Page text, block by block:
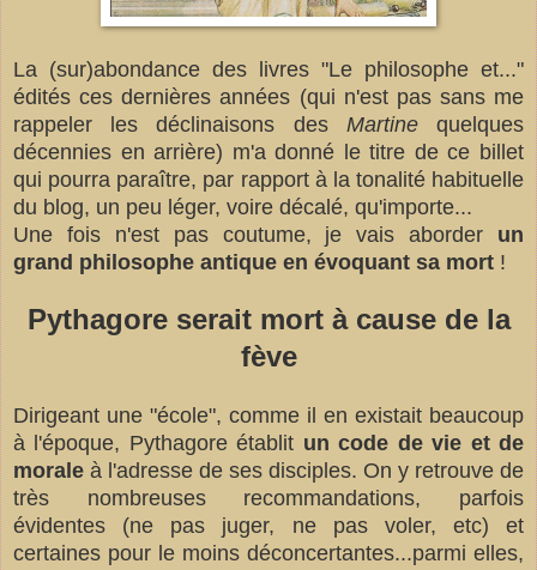
La (sur)abondance des livres "Le philosophe et..."
édités ces dernières années (qui n'est pas sans me
rappeler les déclinaisons des Martinequelques
décennies en arrière) m'a donné le titre de ce billet
qui pourra paraître, par rapport à la tonalité habituelle
du blog, un peu léger, voire décalé, qu'importe...
Une fois n'est pas coutume, je vais aborder un
grand philosophe antique en évoquant sa mort !
Pythagore serait mort à cause de la
fève
Dirigeant une "école", comme il en existait beaucoup
à l'époque, Pythagore établit un code de vie et de
morale à l'adresse de ses disciples. On y retrouve de
très nombreuses recommandations, parfois
évidentes (ne pas juger, ne pas voler, etc) et
certaines pour le moins déconcertantes...parmi elles,